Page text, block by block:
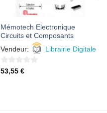
Mémotech Electronique
Circuits et Composants
Vendeur:
Librairie Digitale
0
53,55 €